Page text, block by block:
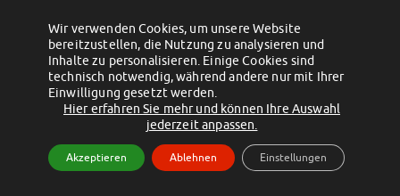
MIT einander – FÜR einander
Wohnheimtutoren
Schadensmeldung
Wohnen-FAQ
Dokumente
AnsprechpartnerInnen
Soziales & Beratung
Facebook
Instagram TikTok
Youtube
Impressum
Datenschutzerklärung Erklärung zur Barrierefreiheit
Wir verwenden Cookies, um unsere Website
bereitzustellen, die Nutzung zu analysieren und
Inhalte zu personalisieren. Einige Cookies sind
technisch notwendig, während andere nur mit Ihrer
Einwilligung gesetzt werden.
Hier erfahren Sie mehr und können Ihre Auswahl
jederzeit anpassen.
Akzeptieren Ablehnen Einstellungen